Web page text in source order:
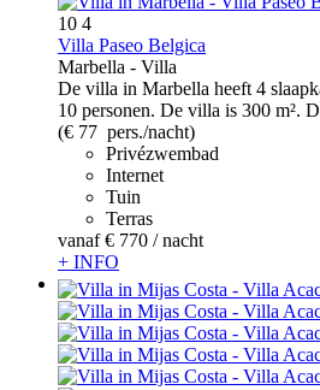
10 4
Villa Paseo Belgica
Marbella - Villa
De villa in Marbella heeft 4
10 personen. De villa is 300 m².
(€ 77 pers./nacht)
Privézwembad
Internet
Tuin
Terras
vanaf € 770 / nacht
+ INFO